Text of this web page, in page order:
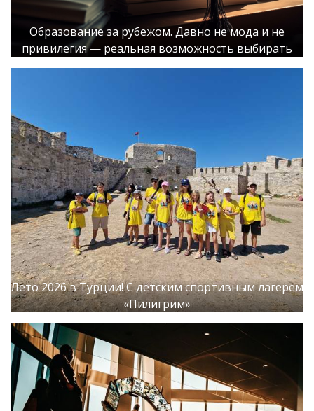
Образование за рубежом. Давно не мода и не
привилегия — реальная возможность выбирать
Лето 2026 в Турции! С детским спортивным лагерем
«Пилигрим»